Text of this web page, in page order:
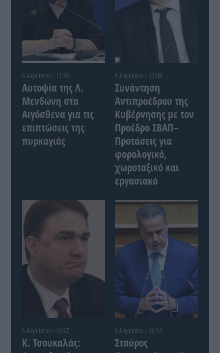
6 Αυγούστου - 11:34
Αυτοψία της Λ.
Μενδώνη στα
Αιγόσθενα για τις
επιπτώσεις της
πυρκαγιάς
6 Αυγούστου - 11:08
Συνάντηση
Αντιπροέδρου της
Κυβέρνησης με τον
Προέδρο ΣΒΑΠ–
Προτάσεις για
φορολογικό,
χωροταξικό και
εργασιακό
6 Αυγούστου - 10:57
Κ. Τσουκαλάς:
6 Αυγούστου - 10:53
Σταύρος